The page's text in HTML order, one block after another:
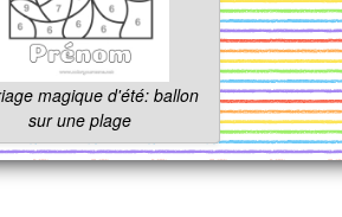
magique d'été: ballon
sur une plage